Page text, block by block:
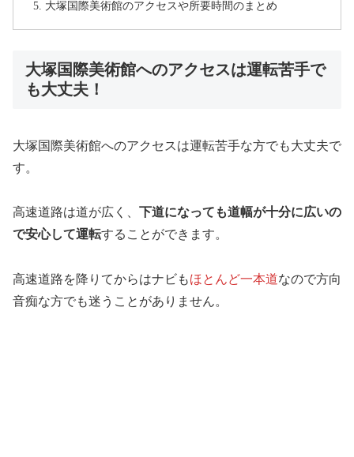
大塚国際美術館のアクセスや所要時間のまとめ
大塚国際美術館へのアクセスは運転苦手で
も大丈夫！
大塚国際美術館へのアクセスは運転苦手な方でも大丈夫で
す。
高速道路は道が広く、
下道になっても道幅が十分に広いの
で安心して運転することができます。
高速道路を降りてからはナビもほとんど一本道なので方向
音痴な方でも迷うことがありません。